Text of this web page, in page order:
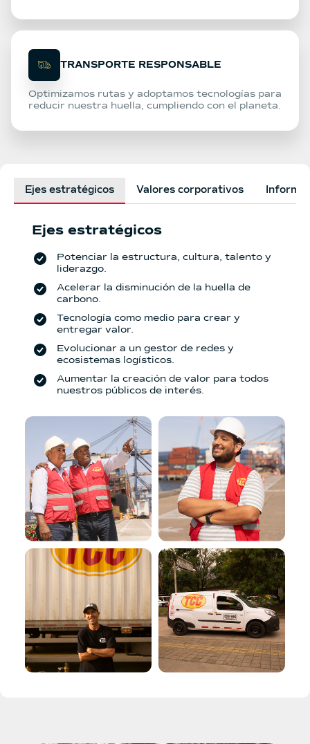
TRANSPORTE RESPONSABLE
Optimizamos rutas y adoptamos tecnologías para
reducir nuestra huella, cumpliendo con el planeta.
Ejes estratégicos Valores corporativos
Ejes estratégicos
Potenciar la estructura, cultura, talento y
liderazgo.
Acelerar la disminución de la huella de
carbono.
Tecnología como medio para crear y
entregar valor.
Evolucionar a un gestor de redes y
ecosistemas logísticos.
Aumentar la creación de valor para todos
nuestros públicos de interés.